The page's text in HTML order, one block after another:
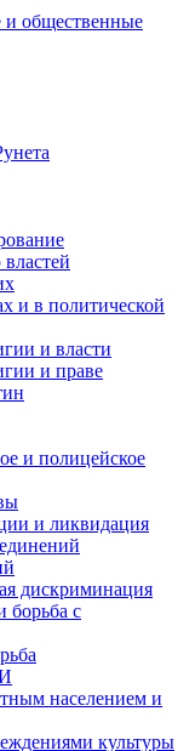
и общественные
и в политической
и власти
и праве
и полицейское
и ликвидация
дискриминация
борьба с
населением и
культуры